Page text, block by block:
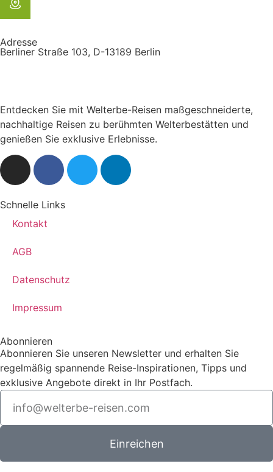
Adresse
Berliner Straße 103, D-13189 Berlin
Entdecken Sie mit Welterbe-Reisen maßgeschneiderte,
nachhaltige Reisen zu berühmten Welterbestätten und
genießen Sie exklusive Erlebnisse.
Schnelle Links
Kontakt
AGB
Datenschutz
Impressum
Abonnieren
Abonnieren Sie unseren Newsletter und erhalten Sie
regelmäßig spannende Reise-Inspirationen, Tipps und
exklusive Angebote direkt in Ihr Postfach.
Einreichen